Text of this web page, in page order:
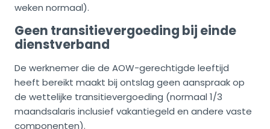
weken normaal).
Geen transitievergoeding bij einde
dienstverband
De werknemer die de AOW-gerechtigde leeftijd
heeft bereikt maakt bij ontslag geen aanspraak op
de wettelijke transitievergoeding (normaal 1/3
maandsalaris inclusief vakantiegeld en andere vaste
componenten).